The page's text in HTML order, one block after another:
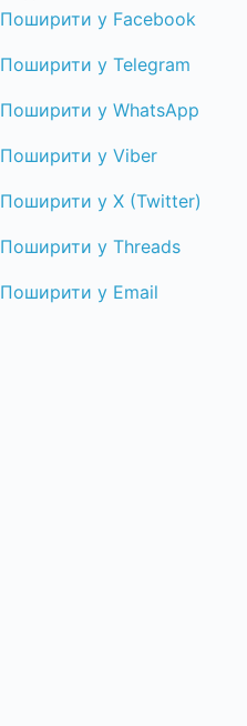
Поширити у Facebook
Поширити у Telegram
Поширити у WhatsApp
Поширити у Viber
Поширити у X (Twitter)
Поширити у Threads
Поширити у Email